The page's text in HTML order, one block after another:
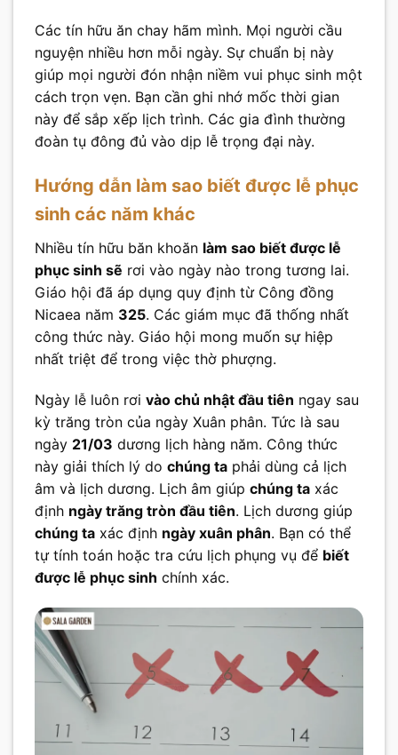
Các tín hữu ăn chay hãm mình. Mọi người cầu
nguyện nhiều hơn mỗi ngày. Sự chuẩn bị này
giúp mọi người đón nhận niềm vui phục sinh một
cách trọn vẹn. Bạn cần ghi nhớ mốc thời gian
này để sắp xếp lịch trình. Các gia đình thường
đoàn tụ đông đủ vào dịp lễ trọng đại này.
Hướng dẫn làm sao biết được lễ phục
sinh các năm khác
Nhiều tín hữu băn khoăn làm sao biết được lễ
phục sinh sẽ rơi vào ngày nào trong tương lai.
Giáo hội đã áp dụng quy định từ Công đồng
Nicaea năm 325. Các giám mục đã thống nhất
công thức này. Giáo hội mong muốn sự hiệp
nhất triệt để trong việc thờ phượng.
Ngày lễ luôn rơi vào chủ nhật đầu tiên ngay sau
kỳ trăng tròn của ngày Xuân phân. Tức là sau
ngày 21/03 dương lịch hàng năm. Công thức
này giải thích lý do chúng ta phải dùng cả lịch
âm và lịch dương. Lịch âm giúp chúng ta xác
định ngày trăng tròn đầu tiên. Lịch dương giúp
chúng ta xác định ngày xuân phân. Bạn có thể
tự tính toán hoặc tra cứu lịch phụng vụ để biết
được lễ phục sinh chính xác.